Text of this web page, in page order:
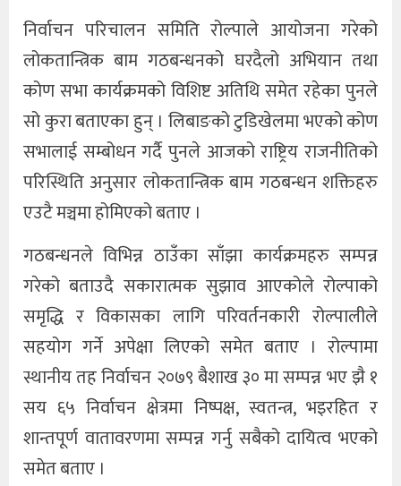
निर्वाचन परिचालन समिति रोल्पाले आयोजना गरेको
लोकतान्त्रिक बाम गठबन्धनको घरदैलो अभियान तथा
कोण सभा कार्यक्रमको विशिष्ट अतिथि समेत रहेका पुनले
सो कुरा बताएका हुन् । लिबाङको टुडिखेलमा भएको कोण
सभालाई सम्बोधन गर्दै पुनले आजको राष्ट्रिय राजनीतिको
परिस्थिति अनुसार लोकतान्त्रिक बाम गठबन्धन शक्तिहरु
एउटै मञ्चमा होमिएको बताए ।
गठबन्धनले विभिन्न ठाउँका साँझा कार्यक्रमहरु सम्पन्न
गरेको बताउदै सकारात्मक सुझाव आएकोले रोल्पाको
समृद्धि र विकासका लागि परिवर्तनकारी रोल्पालीले
सहयोग गर्ने अपेक्षा लिएको समेत बताए । रोल्पामा
स्थानीय तह निर्वाचन २०७९ बैशाख ३० मा सम्पन्न भए झै १
सय ६५ निर्वाचन क्षेत्रमा निष्पक्ष, स्वतन्त्र, भइरहित र
शान्तपूर्ण वातावरणमा सम्पन्न गर्नु सबैको दायित्व भएको
समेत बताए ।